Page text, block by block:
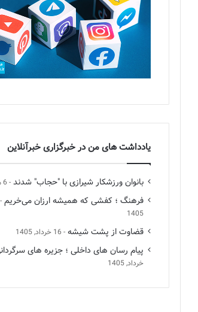
یادداشت های من در خبرگزاری خبرآنلاین
بانوان ورزشکار شیرازی با "حجاب" شدند 6 مرداد, 1405
فرهنگ ؛ کفشی که همیشه ارزان می‌خریم
1405
قضاوت از پشت شیشه 16 خرداد, 1405
پیام رسان های داخلی ؛ جزیره های
خرداد, 1405